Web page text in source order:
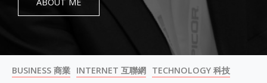
BUSINESS 商業 INTERNET 互聯網 TECHNOLOGY 科技